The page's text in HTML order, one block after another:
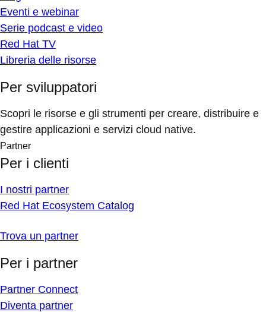
Eventi e webinar
Serie podcast e video
Red Hat TV
Libreria delle risorse
Per sviluppatori
Scopri le risorse e gli strumenti per creare, distribuire e
gestire applicazioni e servizi cloud native.
Partner
Per i clienti
I nostri partner
Red Hat Ecosystem Catalog
Trova un partner
Per i partner
Partner Connect
Diventa partner